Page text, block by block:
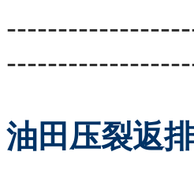
油田压裂返